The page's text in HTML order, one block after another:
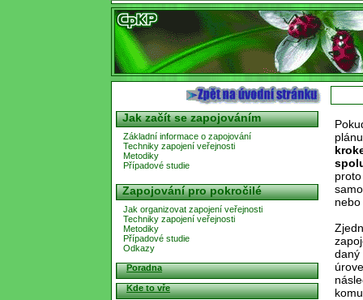
Jak začít se zapojováním
Základní informace o zapojování
Techniky zapojení veřejnosti
Metodiky
Případové studie
Zapojování pro pokročilé
Jak organizovat zapojení veřejnosti
Techniky zapojení veřejnosti
Metodiky
Případové studie
Odkazy
Poradna
Kde to vře
daný